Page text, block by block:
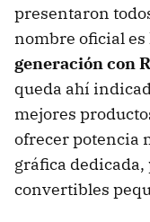
presentaron
nombre oficial es
generación con
queda ahí
mejores
ofrecer potencia
gráfica
convertibles